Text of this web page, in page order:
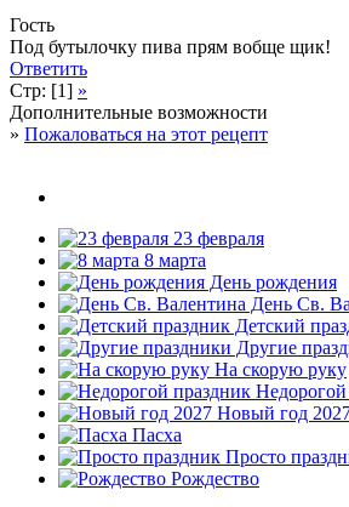
Гость
Под бутылочку пива прям вобще щик!
Ответить
Стр: [1] »
Дополнительные возможности
» Пожаловаться на этот рецепт
23 февраля
8 марта
День рождения
День Св.
Детский
Другие
На скорую руку
Новый год
Пасха
Просто
Рождество